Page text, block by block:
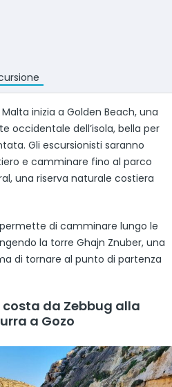
inizia a Golden Beach, una
occidentale dell’isola, bella per
Gli escursionisti saranno
e camminare fino al parco
una riserva naturale costiera
di camminare lungo le
la torre Ghajn Znuber, una
di tornare al punto di partenza
da Zebbug alla
a Gozo